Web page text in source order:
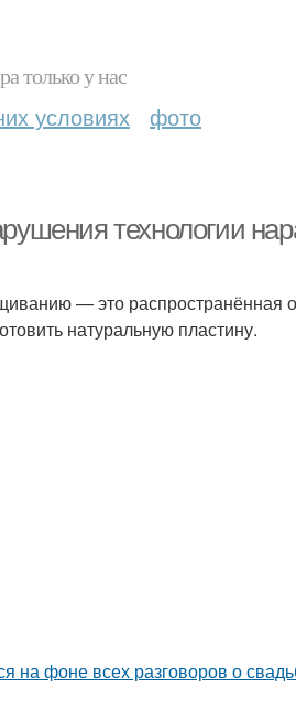
только у нас
условиях фото
технологии
— это распространённая
натуральную пластину.
на фоне всех разговоров о